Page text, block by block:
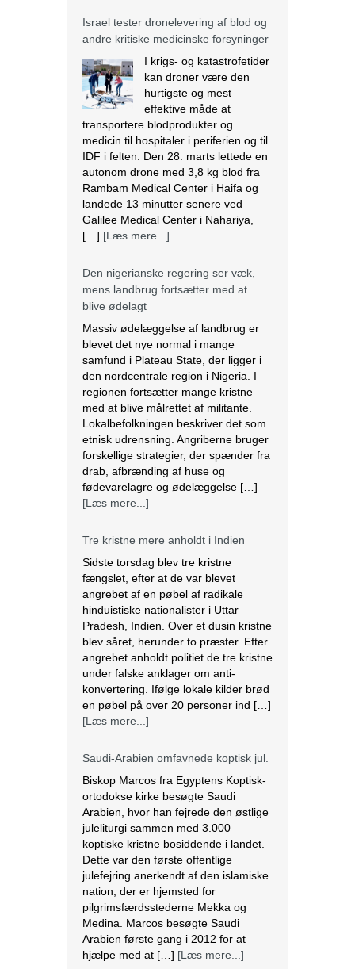
autonom drone med 3,8 kg blod fra
Rambam Medical Center i Haifa og
landede 13 minutter senere ved
Galilee Medical Center i Nahariya,
[…][Læs mere...]
Den nigerianske regering ser væk,
mens landbrug fortsætter med at
blive ødelagt
Massiv ødelæggelse af landbrug er
den nordcentrale region i Nigeria. I
regionen fortsætter mange kristne
Lokalbefolkningen beskriver det som
etnisk udrensning. Angriberne bruger
forskellige strategier, der spænder fra
drab, afbrænding af huse og
fødevarelagre og ødelæggelse […]
[Læs mere...]
Tre kristne mere anholdt i Indien
Sidste torsdag blev tre kristne
fængslet, efter at de var blevet
angrebet af en pøbel af radikale
hinduistiske nationalister i Uttar
Pradesh, Indien. Over et dusin kristne
blev såret, herunder to præster. Efter
angrebet anholdt politiet de tre kristne
konvertering. Ifølge lokale kilder brød
en pøbel på over 20 personer ind […]
[Læs mere...]
Saudi-Arabien omfavnede koptisk jul.
Biskop Marcos fra Egyptens Koptisk-
ortodokse kirke besøgte Saudi
Arabien, hvor han fejrede den østlige
juleliturgi sammen med 3.000
koptiske kristne bosiddende i landet.
Dette var den første offentlige
julefejring anerkendt af den islamiske
pilgrimsfærdsstederne Mekka og
Medina. Marcos besøgte Saudi
Arabien første gang i 2012 for at
hjælpe med at […][Læs mere...]
Lesbisk par i Costa Rica bliver viet
efter lovændring
De første vielser i Costa Rica mellem
par af samme køn har fundet sted
tirsdag. Det skriver BBC. Dermed er
Costa Rica det første
centralamerikanske land, der tillader
homoseksuelle par at gifte sig. Det